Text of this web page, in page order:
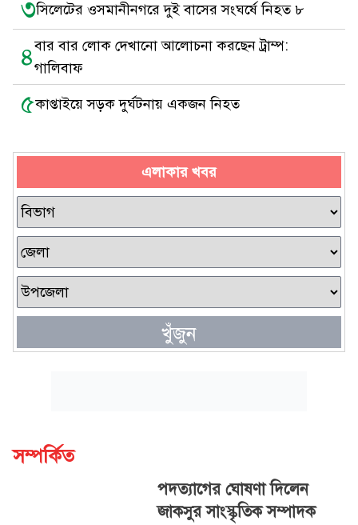
৩সিলেটের ওসমানীনগরে দুই বাসের সংঘর্ষে নিহত ৮
৪বার বার লোক দেখানো আলোচনা করছেন ট্রাম্প:
গালিবাফ
৫কাপ্তাইয়ে সড়ক দুর্ঘটনায় একজন নিহত
এলাকার খবর
খুঁজুন
সম্পর্কিত
পদত্যাগের ঘোষণা দিলেন
জাকসুর সাংস্কৃতিক সম্পাদক